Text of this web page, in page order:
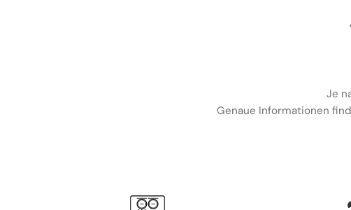
Je
Genaue Informationen